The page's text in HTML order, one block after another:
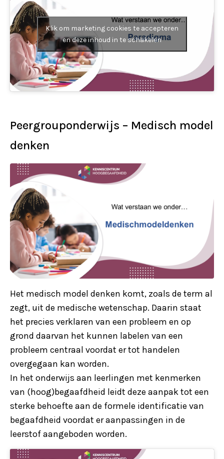
Klik om marketing cookies te accepteren
en deze inhoud in te schakelen
Peergrouponderwijs – Medisch model
denken
Het medisch model denken komt, zoals de term al
zegt, uit de medische wetenschap. Daarin staat
het precies verklaren van een probleem en op
grond daarvan het kunnen labelen van een
probleem centraal voordat er tot handelen
overgegaan kan worden.
In het onderwijs aan leerlingen met kenmerken
van (hoog)begaafdheid leidt deze aanpak tot een
sterke behoefte aan de formele identificatie van
begaafdheid voordat er aanpassingen in de
leerstof aangeboden worden.